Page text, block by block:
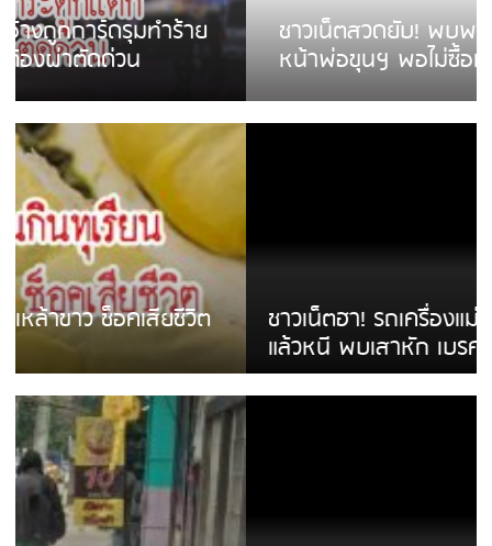
ชาวเน็ตสวดยับ! พบพม่าเร่ขายพวงมาลัย
หน้าพ่อขุนฯ พอไม่ซื้อเดินตาม
ชาวเน็ตฮา! รถเครื่องแม่สายชนป้ายร้านโลงศพ
แล้วหนี พบเสาหัก เบรคหัก หวิดได้ใช้บริการ